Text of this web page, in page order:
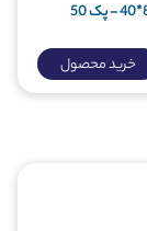
حوله یکبارمصرف اقتصادی برند FastDry گرماژ 40 سایز 80*40 - پک 50
خرید محصول